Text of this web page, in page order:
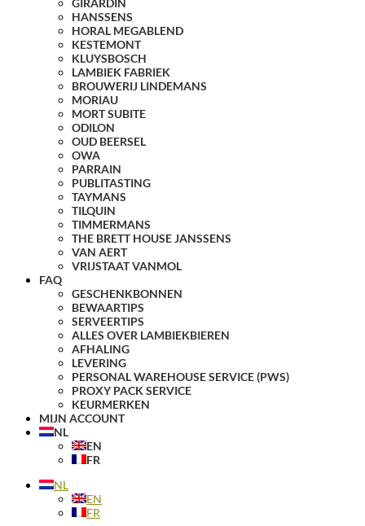
GIRARDIN
HANSSENS
HORAL MEGABLEND
KESTEMONT
KLUYSBOSCH
LAMBIEK FABRIEK
BROUWERIJ LINDEMANS
MORIAU
MORT SUBITE
ODILON
OUD BEERSEL
OWA
PARRAIN
PUBLITASTING
TAYMANS
TILQUIN
TIMMERMANS
THE BRETT HOUSE JANSSENS
VAN AERT
VRIJSTAAT VANMOL
FAQ
GESCHENKBONNEN
BEWAARTIPS
SERVEERTIPS
ALLES OVER LAMBIEKBIEREN
AFHALING
LEVERING
PERSONAL WAREHOUSE SERVICE (PWS)
PROXY PACK SERVICE
KEURMERKEN
MIJN ACCOUNT
NL
EN
FR
NL
EN
FR